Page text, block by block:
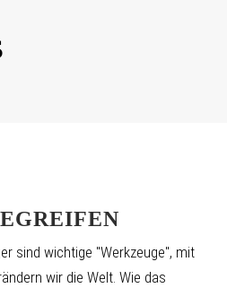
sind wichtige "Werkzeuge", mit
wir die Welt. Wie das